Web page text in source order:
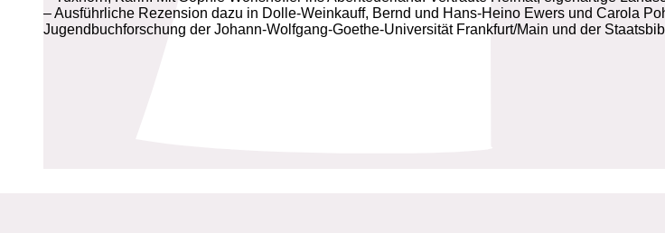
– Ausführliche Rezension dazu in Dolle-Weinkauff, Bernd und Hans-Heino Ewers und Carola
Jugendbuchforschung der Johann-Wolfgang-Goethe-Universität Frankfurt/Main und der